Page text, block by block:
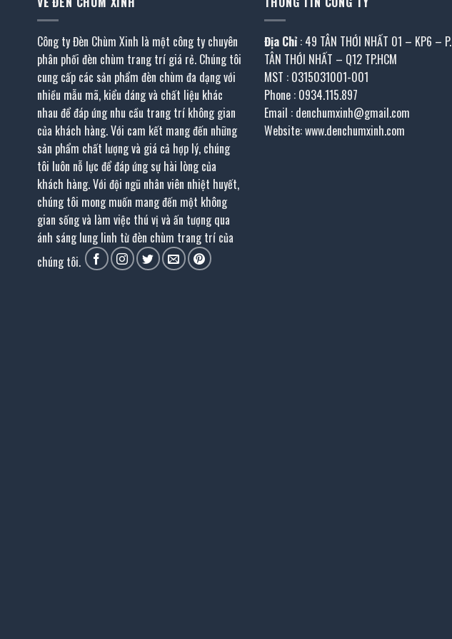
Công ty Đèn Chùm Xinh là một công ty chuyên
phân phối đèn chùm trang trí giá rẻ. Chúng tôi
cung cấp các sản phẩm đèn chùm đa dạng với
nhiều mẫu mã, kiểu dáng và chất liệu khác
nhau để đáp ứng nhu cầu trang trí không gian
của khách hàng. Với cam kết mang đến những
sản phẩm chất lượng và giá cả hợp lý, chúng
tôi luôn nỗ lực để đáp ứng sự hài lòng của
khách hàng. Với đội ngũ nhân viên nhiệt huyết,
chúng tôi mong muốn mang đến một không
gian sống và làm việc thú vị và ấn tượng qua
ánh sáng lung linh từ đèn chùm trang trí của
chúng tôi.
Địa Chỉ : 49 TÂN THỚI NHẤT 01 – KP6 – P.
TÂN THỚI NHẤT – Q12 TP.HCM
MST : 0315031001-001
Phone : 0934.115.897
Email : denchumxinh@gmail.com
Website: www.denchumxinh.com